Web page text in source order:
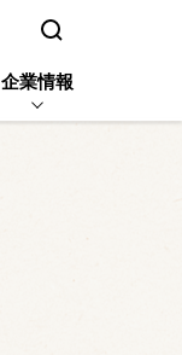
検索窓を開く
企業情報